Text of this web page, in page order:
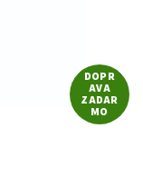
DOPR
AVA
ZADAR
MO